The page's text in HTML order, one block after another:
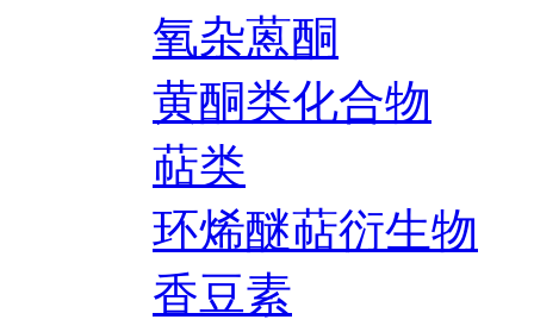
氧杂蒽酮
黄酮类化合物
萜类
环烯醚萜衍生物
香豆素